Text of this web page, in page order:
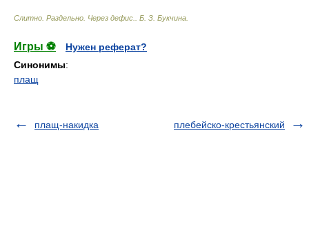
Слитно. Раздельно. Через дефис. Б. З. Букчина
Игры ⚽
Нужен реферат?
Синонимы:
плащ
плащ-накидка плебейско-крестьянский